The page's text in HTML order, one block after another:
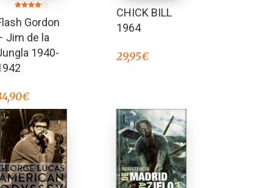
en
4.00Gordon
Jim de la
1940-
€
CHICK BILL
1964
29,95€